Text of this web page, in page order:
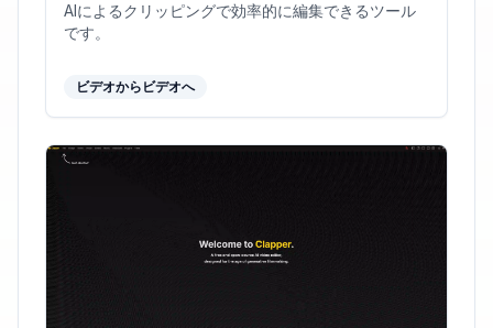
AIによるクリッピングで効率的に編集できるツール
です。
ビデオからビデオへ